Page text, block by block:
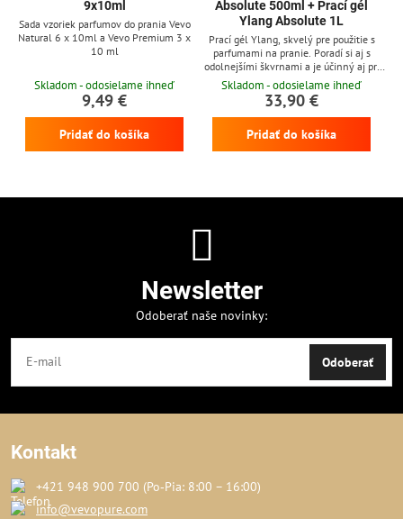
9x10ml
Sada vzoriek parfumov do prania Vevo
Natural 6 x 10ml a Vevo Premium 3 x
10 ml
Skladom - odosielame ihneď
9,49 €
Pridať do košíka
Absolute 500ml + Prací gél
Ylang Absolute 1L
Prací gél Ylang, skvelý pre použitie s
parfumami na pranie. Poradí si aj s
odolnejšími škvrnami a je účinný aj pri
nízkych teplotách
Skladom - odosielame ihneď
33,90 €
Pridať do košíka
Newsletter
Odoberať naše novinky:
Odoberať
Kontakt
+421 948 900 700 (Po‑Pia: 8:00 – 16:00)
info@vevopure.com